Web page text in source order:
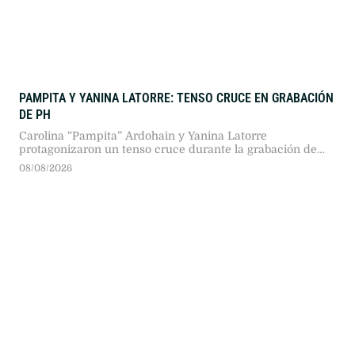
PAMPITA Y YANINA LATORRE: TENSO CRUCE EN GRABACIÓN
DE PH
Carolina “Pampita” Ardohain y Yanina Latorre
protagonizaron un tenso cruce durante la grabación de
PH, Podemos Hablar. Discrepancias sobre el trabajo
08/08/2026